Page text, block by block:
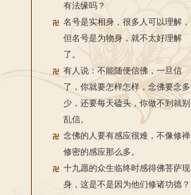
有法缘吗？
名号是实相身，很多人可以理解，
但名号是为物身，就不太好理解
了。
有人说：不能随便信佛，一旦信
了，你就要怎样怎样，念佛要念多
少，还要每天磕头，你做不到就别
乱信。
念佛的人要有感应很难，不像修禅
修密的感应那么多。
十九愿的众生临终时感得佛菩萨现
身，这是不是因为他们修诸功德？